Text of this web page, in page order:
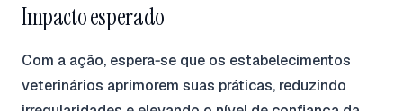
Impacto esperado
Com a ação, espera‑se que os estabelecimentos
veterinários aprimorem suas práticas, reduzindo